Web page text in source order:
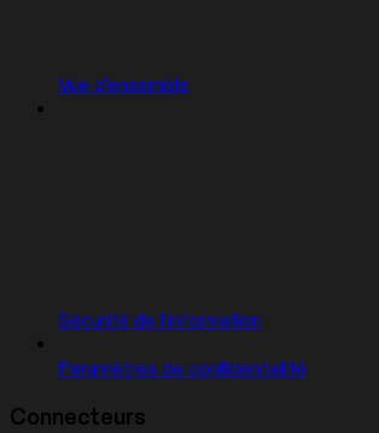
Vue d'ensemble
Sécurité de l'information
Paramètres de confidentialité
Connecteurs